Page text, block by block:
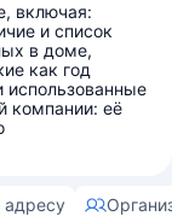
включая:
и список
в доме,
как год
использованные
компании: её